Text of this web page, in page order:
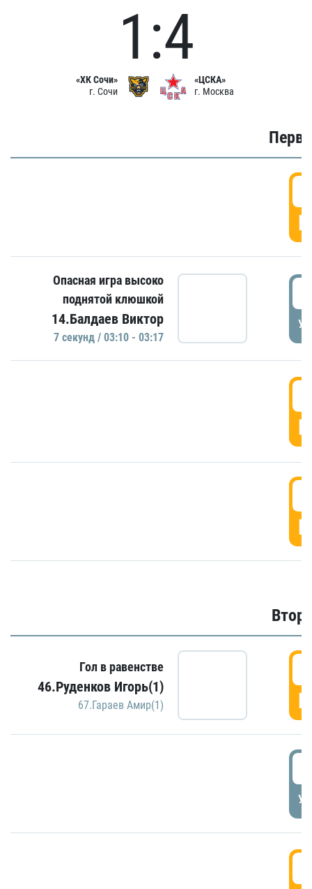
«ХК Сочи»
г. Сочи
1:4
«ЦСКА»
г. Москва
Опасная игра высоко
поднятой клюшкой
14.Балдаев Виктор
7 секунд / 03:10 - 03:17
Гол в равенстве
46.Руденков Игорь(1)
67.Гараев Амир(1)